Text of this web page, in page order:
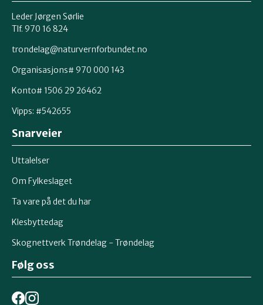
Leder Jørgen Sørlie
Tlf. 970 16 824
trondelag@naturvernforbundet.no
Organisasjons# 970 000 143
Konto# 1506 29 26462
Vipps: #542655
Snarveier
Uttalelser
Om Fylkeslaget
Ta vare på det du har
Klesbyttedag
Skognettverk Trøndelag - Trøndelag
Følg oss